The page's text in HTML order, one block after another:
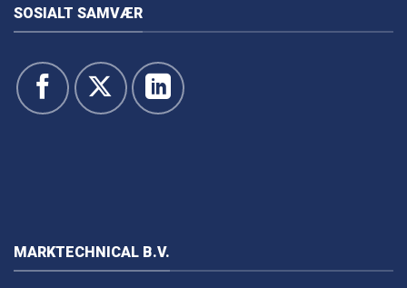
SOSIALT SAMVÆR
MARKTECHNICAL B.V.